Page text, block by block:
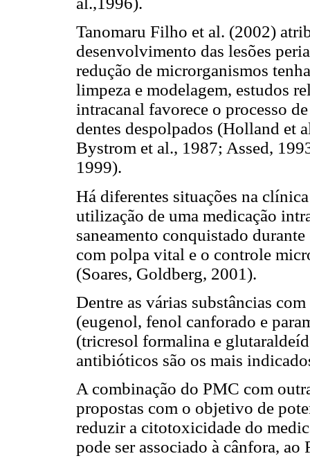
Tanomaru Filho et al. (2002)
desenvolvimento das lesões
redução de microrganismos
limpeza e modelagem, estudos
intracanal favorece o processo
dentes despolpados (Holland et
Bystrom et al., 1987; Assed,
1999).
Há diferentes situações na
utilização de uma medicação
saneamento conquistado
com polpa vital e o controle
(Soares, Goldberg, 2001).
Dentre as várias substâncias
(eugenol, fenol canforado e
(tricresol formalina e
antibióticos são os mais
A combinação do PMC com
propostas com o objetivo de
reduzir a citotoxicidade do
pode ser associado à cânfora,